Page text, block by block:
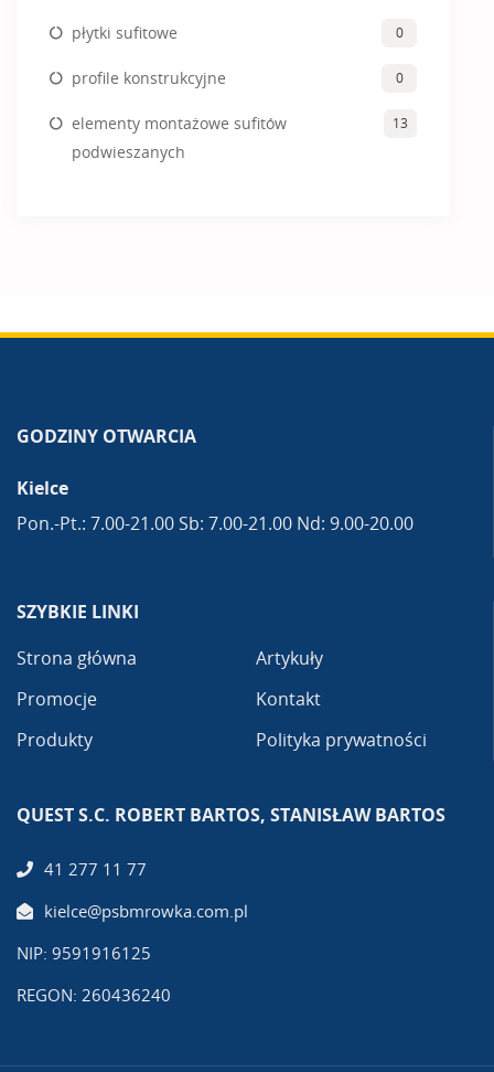
płytki sufitowe 0
profile konstrukcyjne 0
elementy montażowe sufitów
podwieszanych
13
GODZINY OTWARCIA
Kielce
Pon.-Pt.: 7.00-21.00 Sb: 7.00-21.00 Nd: 9.00-20.00
SZYBKIE LINKI
Strona główna
Promocje
Produkty
Artykuły
Kontakt
Polityka prywatności
QUEST S.C. ROBERT BARTOS, STANISŁAW BARTOS
41 277 11 77
kielce@psbmrowka.com.pl
NIP: 9591916125
REGON: 260436240